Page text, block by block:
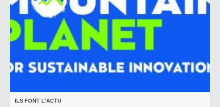
ILS FONT L'ACTU